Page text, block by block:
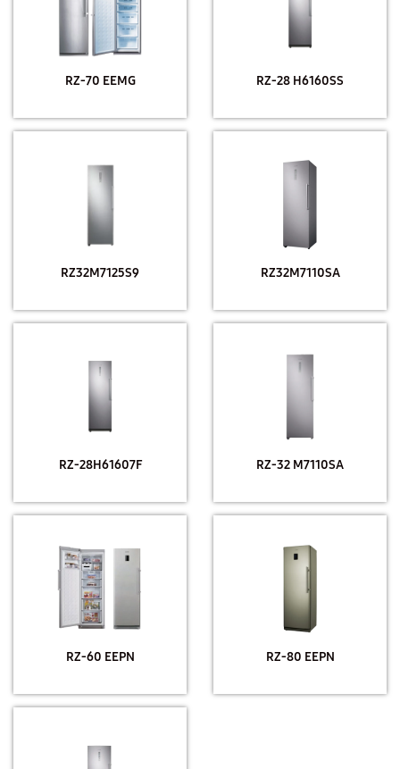
RZ-70 EEMG RZ-28 H6160SS
RZ32M7125S9 RZ32M7110SA
RZ-28H61607F RZ-32 M7110SA
RZ-60 EEPN RZ-80 EEPN